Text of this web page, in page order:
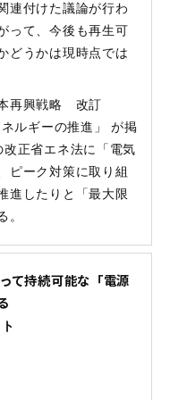
連付けた議論が行わ
って、今後も再生可
どうかは現時点では
再興戦略 改訂
ルギーの推進」 が掲
正省エネ法に「電気
ピーク対策に取り組
進したりと「最大限
。
て持続可能な「電源